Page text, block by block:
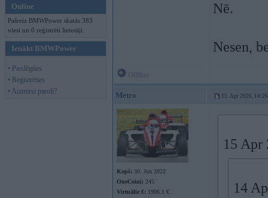
Online
Pašreiz BMWPower skatās 383
viesi un 0 reģistrēti lietotāji.
Ienākt BMWPower
• Pieslēgties
• Reģistrēties
• Aizmirsi paroli?
Nē.
Nesen,
Metro 15. Apr 2026, 14:26
Kopš: 30. Jun 2022
OneCoini: 245
Virtuālie €: 1906.1 €
15 Apr
14